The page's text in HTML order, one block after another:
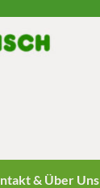
& Über Uns